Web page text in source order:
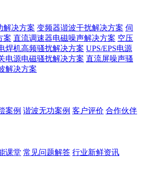
解决方案 变频器谐波干扰解决方案 伺
案 直流调速器电磁噪声解决方案 空压
焊机高频骚扰解决方案 UPS/EPS电源
电源电磁骚扰解决方案 直流屏噪声骚
解决方案
案例 谐波无功案例 客户评价 合作伙伴
课堂 常见问题解答 行业新鲜资讯